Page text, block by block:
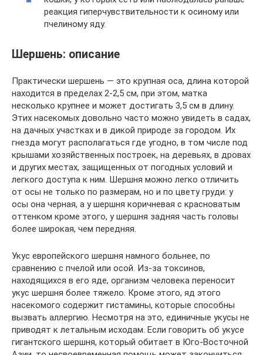
реакция гиперчувствительности к осиному или
пчелиному яду.
Шершень: описание
Практически шершень — это крупная оса, длина которой
находится в пределах 2-2,5 см, при этом, матка
несколько крупнее и может достигать 3,5 см в длину.
Этих насекомых довольно часто можно увидеть в садах,
на дачных участках и в дикой природе за городом. Их
гнезда могут располагаться где угодно, в том числе под
крышами хозяйственных построек, на деревьях, в дровах
и других местах, защищенных от погодных условий и
легкого доступа к ним. Шершня можно легко отличить
от осы не только по размерам, но и по цвету груди: у
осы она черная, а у шершня коричневая с красноватым
оттенком кроме этого, у шершня задняя часть головы
более широкая, чем передняя.
Укус европейского шершня намного больнее, по
сравнению с пчелой или осой. Из-за токсинов,
находящихся в его яде, организм человека переносит
укус шершня более тяжело. Кроме этого, яд этого
насекомого содержит гистамины, которые способны
вызвать аллергию. Несмотря на это, единичные укусы не
приводят к летальным исходам. Если говорить об укусе
гигантского шершня, который обитает в Юго-Восточной